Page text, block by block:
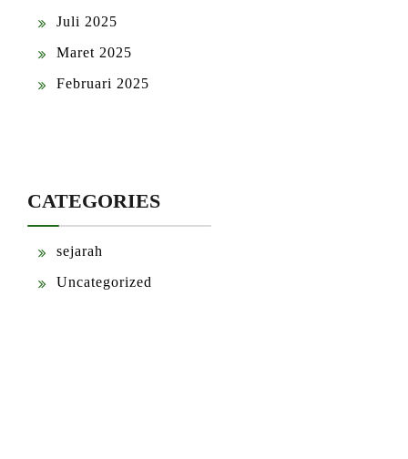
Juli 2025
Maret 2025
Februari 2025
CATEGORIES
sejarah
Uncategorized